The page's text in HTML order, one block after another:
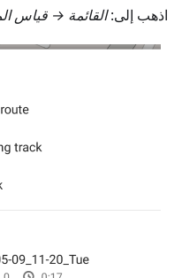
اذهب إلى:القائمة → قياس